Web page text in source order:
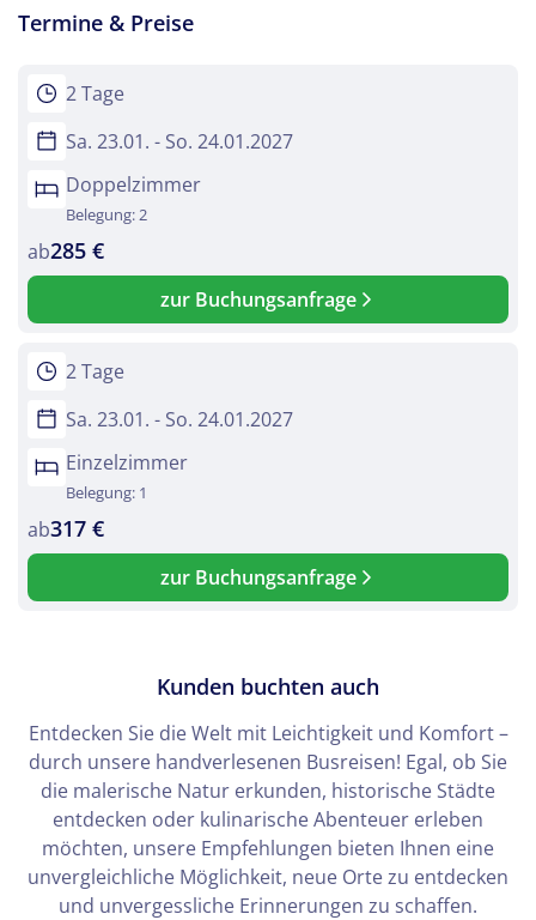
Termine & Preise
2 Tage
Sa. 23.01. - So. 24.01.2027
Doppelzimmer
Belegung: 2
ab285 €
zur Buchungsanfrage
2 Tage
Sa. 23.01. - So. 24.01.2027
Einzelzimmer
Belegung: 1
ab317 €
zur Buchungsanfrage
Kunden buchten auch
Entdecken Sie die Welt mit Leichtigkeit und Komfort –
durch unsere handverlesenen Busreisen! Egal, ob Sie
die malerische Natur erkunden, historische Städte
entdecken oder kulinarische Abenteuer erleben
möchten, unsere Empfehlungen bieten Ihnen eine
unvergleichliche Möglichkeit, neue Orte zu entdecken
und unvergessliche Erinnerungen zu schaffen.